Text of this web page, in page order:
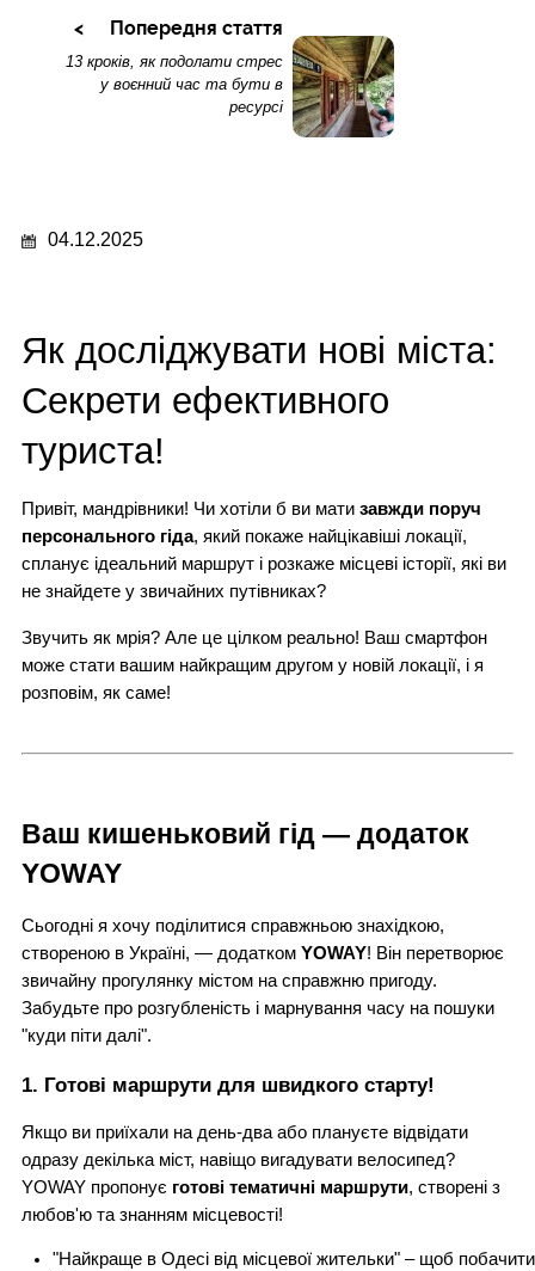
Попередня стаття
13 кроків, як подолати стрес
у воєнний час та бути в
ресурсі
04.12.2025
Як досліджувати нові міста:
Секрети ефективного
туриста!
Привіт, мандрівники! Чи хотіли б ви мати завжди поруч
персонального гіда, який покаже найцікавіші локації,
спланує ідеальний маршрут і розкаже місцеві історії, які ви
не знайдете у звичайних путівниках?
Звучить як мрія? Але це цілком реально! Ваш смартфон
може стати вашим найкращим другом у новій локації, і я
розповім, як саме!
Ваш кишеньковий гід — додаток
YOWAY
Сьогодні я хочу поділитися справжньою знахідкою,
створеною в Україні, — додатком YOWAY! Він перетворює
звичайну прогулянку містом на справжню пригоду.
Забудьте про розгубленість і марнування часу на пошуки
"куди піти далі".
1. Готові маршрути для швидкого старту!
Якщо ви приїхали на день-два або плануєте відвідати
одразу декілька міст, навіщо вигадувати велосипед?
YOWAY пропонує готові тематичні маршрути, створені з
любов'ю та знанням місцевості!
"Найкраще в Одесі від місцевої жительки" – щоб